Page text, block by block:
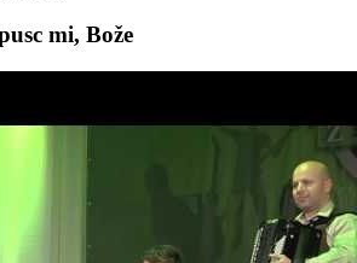
mi, Bože